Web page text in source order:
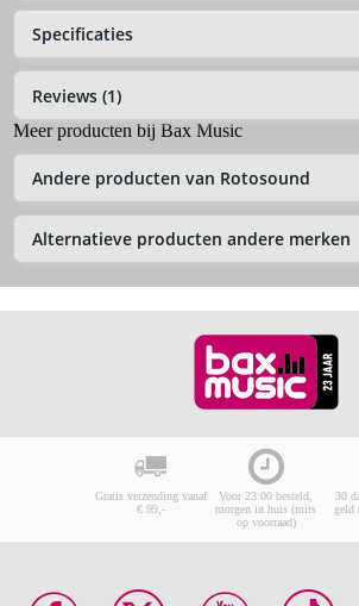
Specificaties
Reviews (1)
Meer producten bij Bax Music
Andere producten van Rotosound
Alternatieve producten andere merken
Gratis verzending vanaf
€ 99,-
Voor 23:00 besteld,
morgen in huis (mits
op voorraad)
30
geld